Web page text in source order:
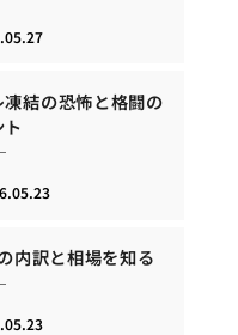
結の恐怖と格闘の
内訳と相場を知る